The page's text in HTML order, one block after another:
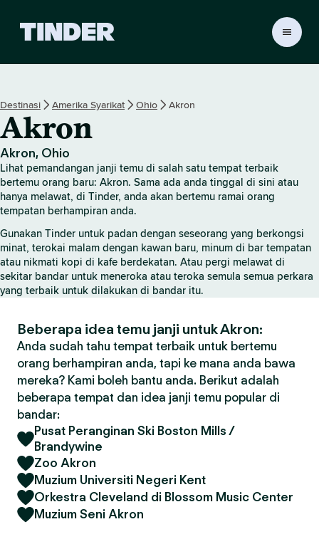
a
a
m
a
T
n
d
e
r
Destinasi Amerika Syarikat Ohio Akron
Akron
Akron, Ohio
Lihat pemandangan janji temu di salah satu tempat terbaik
bertemu orang baru: Akron. Sama ada anda tinggal di sini atau
hanya melawat, di Tinder, anda akan bertemu ramai orang
tempatan berhampiran anda.
Gunakan Tinder untuk padan dengan seseorang yang berkongsi
minat, terokai malam dengan kawan baru, minum di bar tempatan
atau nikmati kopi di kafe berdekatan. Atau pergi melawat di
sekitar bandar untuk meneroka atau teroka semula semua perkara
yang terbaik untuk dilakukan di bandar itu.
Beberapa idea temu janji untuk Akron:
Anda sudah tahu tempat terbaik untuk bertemu
orang berhampiran anda, tapi ke mana anda bawa
mereka? Kami boleh bantu anda. Berikut adalah
beberapa tempat dan idea janji temu popular di
bandar:
Pusat Peranginan Ski Boston Mills /
Brandywine
Zoo Akron
Muzium Universiti Negeri Kent
Orkestra Cleveland di Blossom Music Center
Muzium Seni Akron